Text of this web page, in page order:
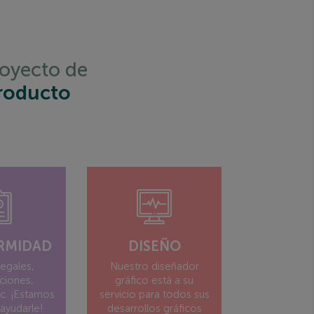
de
¡Estamos
DISEÑO
Nuestro diseñador
gráfico está a su
servicio para todos sus
desarrollos gráficos